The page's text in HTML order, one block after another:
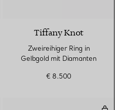
Tiffany Knot
Zweireihiger Ring in
Gelbgold mit Diamanten
€ 8.500